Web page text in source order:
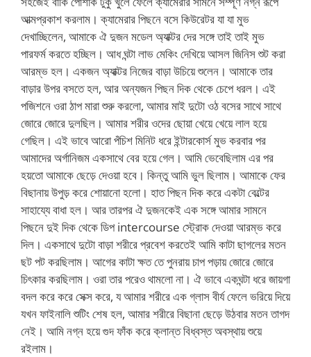
আত্মপ্রকাশ করলাম। ক্যামেরার পিছনে বসে কিউরেটর যা যা মুভ
দেখাচ্ছিলেন, আমাকে ঐ দুজন মডেল অ্যাক্টর দের সঙ্গে তাই তাই মুভ
পারফর্ম করতে হচ্ছিল। আধ ঘন্টা লাভ মেকিং দেখিয়ে আসল জিনিস শুট করা
আরম্ভ হল। একজন অ্যাক্টর নিজের বাড়া উচিয়ে শুলেন। আমাকে তার
বাড়ার উপর বসতে হল, আর অন্যজন পিছন দিক থেকে চেপে ধরল। এই
পজিশনে ওরা ঠাপ মারা শুরু করলো, আমার মাই দুটো ওঠ বসের সাথে সাথে
জোরে জোরে দুলছিল। আমার শরীর ওদের ছোয়া খেয়ে খেয়ে লাল হয়ে
গেছিল। এই ভাবে আরো পঁচিশ মিনিট ধরে ইন্টারকোর্স মুভ করবার পর
আমাদের অর্গানিজম একসাথে বের হয়ে গেল। আমি ভেবেছিলাম এর পর
হয়তো আমাকে ছেড়ে দেওয়া হবে। কিন্তু আমি ভুল ছিলাম। আমাকে ফের
বিছানায় উপুড় করে শোয়ানো হলো। হাত পিছন দিক করে একটা বেল্টের
সাহায্যে বাধা হল। আর তারপর ঐ দুজনকেই এক সঙ্গে আমার সামনে
পিছনে দুই দিক থেকে ডিপ intercourse স্ট্রোক দেওয়া আরম্ভ করে
দিল। একসাথে দুটো বাড়া শরীরে প্রবেশ করতেই আমি কাটা ছাগলের মতন
ছট পট করছিলাম। আগের কাটা ক্ষত তে পুনরায় চাপ পড়ায় জোরে জোরে
চিৎকার করছিলাম। ওরা তার পরেও থামলো না। ঐ ভাবে একঘন্টা ধরে জায়গা
বদল করে করে সেক্স করে, য আমার শরীরে এক গ্লাস বীর্য ফেলে ভরিয়ে দিয়ে
যখন ফাইনালি শুটিং শেষ হল, আমার শরীরে বিছানা ছেড়ে উঠবার মতন তাগদ
নেই। আমি নগ্ন হয়ে গুদ ফাঁক করে ক্লান্ত বিধ্বস্ত অবস্থায় শুয়ে
রইলাম।